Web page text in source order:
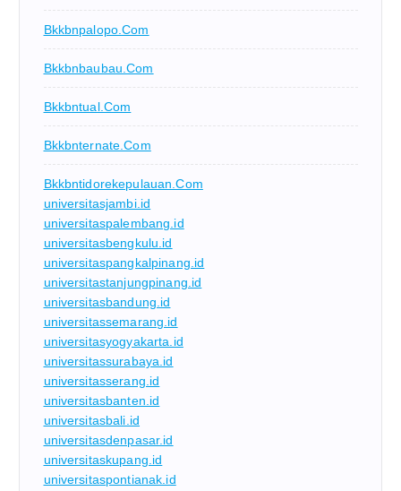
Bkkbnpalopo.com
Bkkbnbaubau.com
Bkkbntual.com
Bkkbnternate.com
Bkkbntidorekepulauan.com
universitasjambi.id
universitaspalembang.id
universitasbengkulu.id
universitaspangkalpinang.id
universitastanjungpinang.id
universitasbandung.id
universitassemarang.id
universitasyogyakarta.id
universitassurabaya.id
universitasserang.id
universitasbanten.id
universitasbali.id
universitasdenpasar.id
universitaskupang.id
universitaspontianak.id